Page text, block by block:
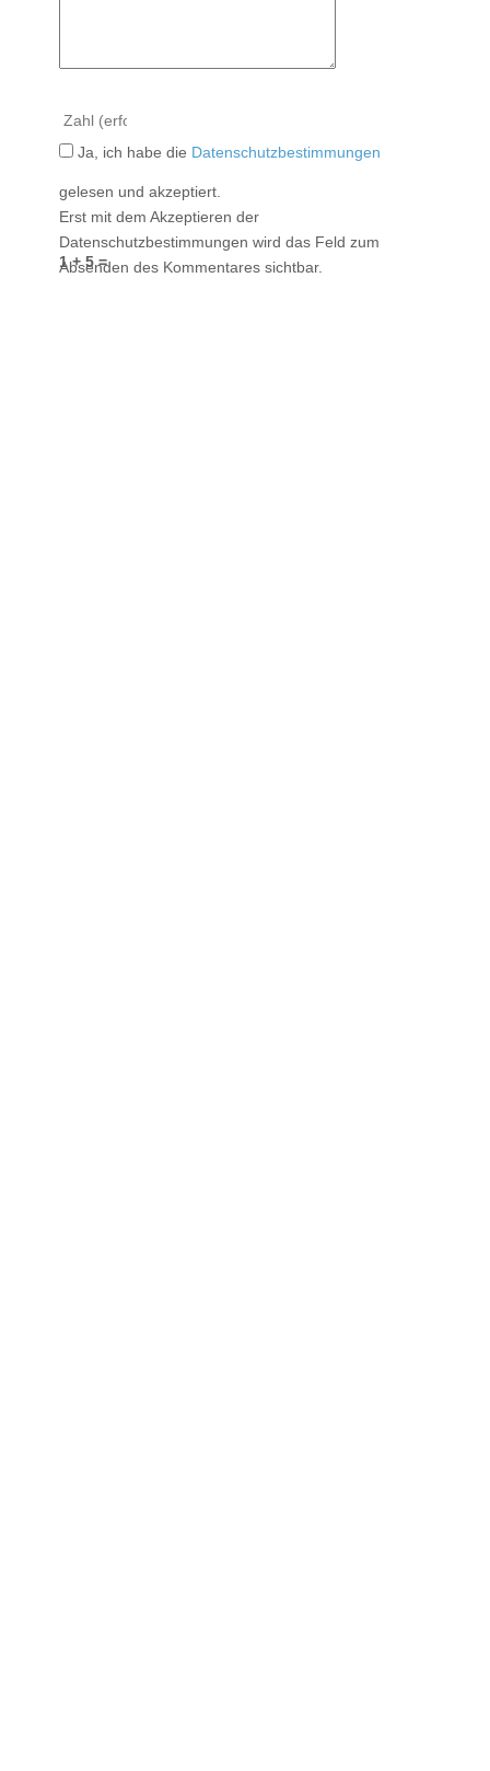
1 + 5 =
Ja, ich habe die Datenschutzbestimmungen
gelesen und akzeptiert.
Erst mit dem Akzeptieren der
Datenschutzbestimmungen wird das Feld zum
Absenden des Kommentares sichtbar.